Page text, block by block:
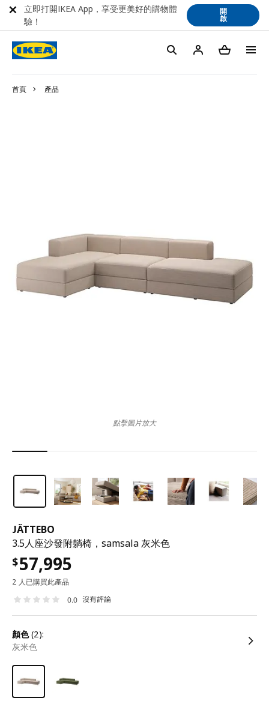
首頁 產品
JÄTTEBO
3.5人座沙發附躺椅，samsala 灰米色
$57,995
2 人已購買此產品
0.0 沒有評論
顏色(2):
灰米色
點擊圖片放大
立即打開IKEA App，享受更美好的購物體
驗！
開
啟